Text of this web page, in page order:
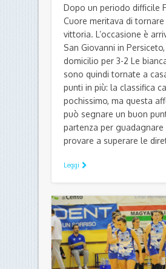
Dopo un periodo difficile
Cuore meritava di
vittoria. L’occasione è
San Giovanni in
domicilio per 3-2 Le
sono quindi tornate a
punti in più: la classifica
pochissimo, ma questa
può segnare un buon
partenza per guadagnare
provare a superare le
Leggi